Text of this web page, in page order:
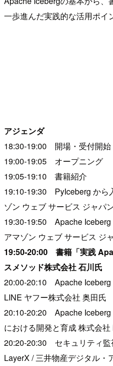
一歩進んだ実践的な活用ポイ
アジェンダ
18:30-19:00 開場・受付開始
19:00-19:05 オープニング
19:05-19:10 書籍紹介
19:10-19:30 PyIceberg から
ゾン ウェブ サービス ジャパ
19:30-19:50 Apache Iceberg
アマゾン ウェブ サービス ジ
19:50-20:00 書籍「実践
スメソッド株式会社 石川氏
20:00-20:10 Apache Iceberg
LINE ヤフー株式会社 奥田氏
20:10-20:20 Apache Iceberg
における開発と育成 株式会
20:20-20:30 セキュリティ監
LayerX / 三井物産デジタル・